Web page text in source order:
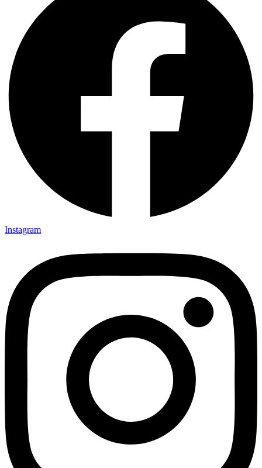
Instagram